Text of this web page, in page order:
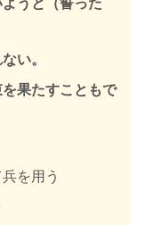
い。
果たすこともで
を用う